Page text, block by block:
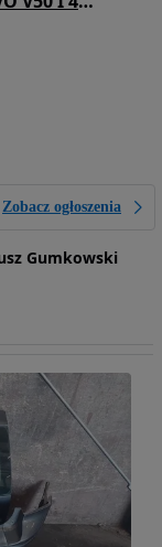
Zobacz ogłoszenia
Gumkowski